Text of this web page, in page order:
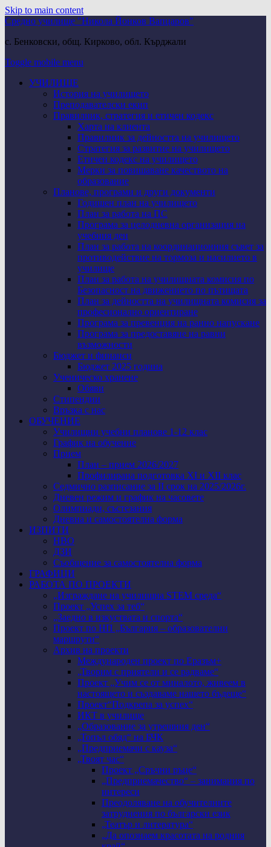
Skip to main content
Средно училище "Никола Йонков Вапцаров"
с. Бенковски, общ. Кирково, обл. Кърджали
Toggle mobile menu
УЧИЛИЩЕ
История на училището
Преподавателски екип
Правилник, стратегия и етичен кодекс
Харта на клиента
Правилник за дейността на училището
Стратегия за развитие на училището
Етичен кодекс на училището
Мерки за повишаване качеството на
образование
Планове, програми и други документи
Годишен план на училището
План за работа на ПС
Програма за целодневна организация на
учебния ден
План за работа на координационния съвет за
противодействие на тормоза и насилието в
училище
План за работа на училищната комисия по
Безопасност на движението по пътищата
План за дейността на училищната комисия за
професионално ориентиране
Програма за превенция на ранно напускане
Програма за предоставяне на равни
възможности
Бюджет и финанси
Бюджет 2025 година
Ученическо хранене
Обяви
Стипендии
Връзка с нас
ОБУЧЕНИЕ
Училищни учебни планове 1-12 клас
График на обучение
Прием
План – прием 2026/2027
Профилирана подготовка XI и XII клас
Седмично разписание за II срок на 2025/2026г.
Дневен режим и график на часовете
Олимпиади, състезания
Дневна и самостоятелна форма
ИЗПИТИ
НВО
ДЗИ
Съобщение за самостоятелна форма
ГРАФИЦИ
РАБОТА ПО ПРОЕКТИ
„Изграждане на училищна STEM среда“
Проект „Успех за теб“
„Заедно в изкуствата и спорта“
Проект по НП „България – образователни
маршрути“
Архив на проекти
Международен проект по Еразъм+
„Творим с приятели и се радваме“
Проект „Учим се от миналото, живеем в
настоящето и създаваме нашето бъдеще“
Проект“Подкрепа за успех“
ИКТ в училище
„Образование за утрешния ден“
„Топъл обяд“ на БЧК
„Предприемачи с кауза“
„Твоят час“
Проект „Сръчни ръце“
„Предприемачество“ – занимания по
интереси
Преодоляване на обучителните
затруднения по български език
„Театър и литература“
„Да опознаем красотата на родния